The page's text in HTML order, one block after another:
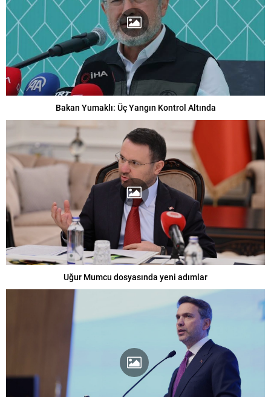
Bakan Yumaklı: Üç Yangın Kontrol Altında
Uğur Mumcu dosyasında yeni adımlar